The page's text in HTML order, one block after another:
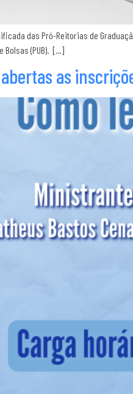
das Pró-Reitorias de
Bolsas (PUB). […]
as